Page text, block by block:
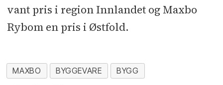
vant pris i region Innlandet og Maxbo
Rybom en pris i Østfold.
MAXBO BYGGEVARE BYGG